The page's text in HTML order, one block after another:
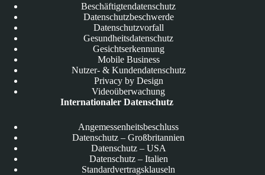
Beschäftigtendatenschutz
Datenschutzbeschwerde
Datenschutzvorfall
Gesundheitsdatenschutz
Gesichtserkennung
Mobile Business
Nutzer- & Kundendatenschutz
Privacy by Design
Videoüberwachung
Internationaler Datenschutz
Angemessenheitsbeschluss
Datenschutz – Großbritannien
Datenschutz – USA
Datenschutz – Italien
Standardvertragsklauseln